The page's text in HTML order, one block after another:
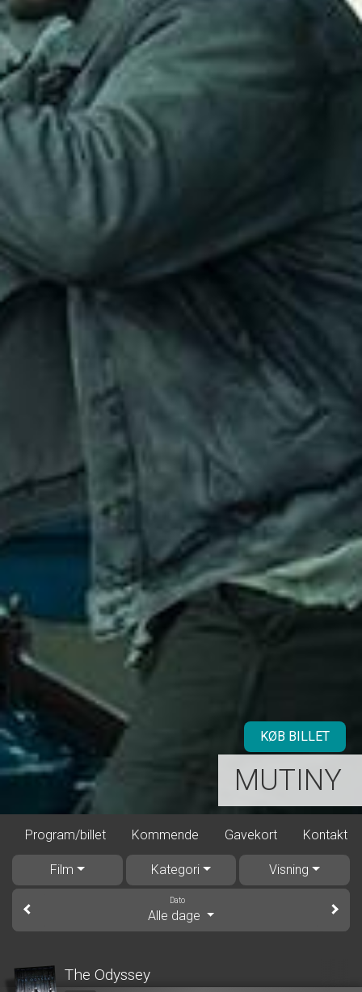
MUTINY
KØB BILLET
Program/billet Kommende Gavekort Kontakt
Film Kategori Visning
Dato
Alle dage
The Odyssey